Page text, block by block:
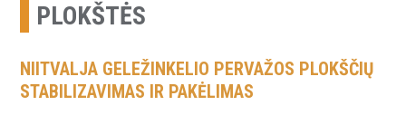
PLOKŠTĖS
NIITVALJA GELEŽINKELIO PERVAŽOS PLOKŠČIŲ
STABILIZAVIMAS IR PAKĖLIMAS